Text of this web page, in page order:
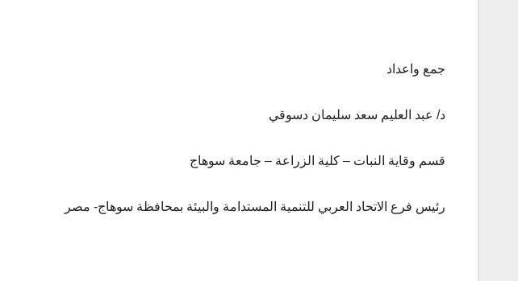
جمع واعداد
د/ عبد العليم سعد سليمان دسوقي
قسم وقاية النبات – كلية الزراعة – جامعة سوهاج
رئيس فرع الاتحاد العربي للتنمية المستدامة والبيئة بمحافظة سوهاج- مصر